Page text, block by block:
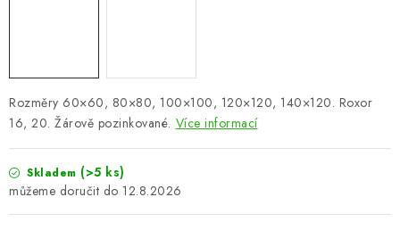
ARCHIV
OTOČNÉ ŽALUZIE
Rozměry 60×60, 80×80, 100×100, 120×120, 140×120. Roxor
16, 20. Žárově pozinkované. Více informací
Skladem (>5 ks)
12.8.2026